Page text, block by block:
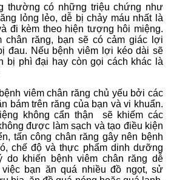
thường có những triệu chứng như
lỏng lẻo, dễ bị chảy máu nhất là
đi kèm theo hiện tượng hôi miệng.
chân răng, bạn sẽ có cảm giác lợi
đau. Nếu bệnh viêm lợi kéo dài sẽ
bị phì đại hay còn gọi cách khác là
viêm chân răng chủ yếu bởi các
bám trên răng của bạn và vi khuẩn.
không cẩn thận sẽ khiếm các
được làm sạch và tạo điều kiện
tấn công chân răng gây nên bệnh
chế độ và thực phẩm dinh dưỡng
do khiến bệnh viêm chân răng dễ
bạn ăn quá nhiều đồ ngọt, sử